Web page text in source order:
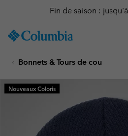
TO
SKIP
MAIN
NAV
SEARCH
Fin de saison :
Bonnets & Tours de cou
Nouveaux Coloris